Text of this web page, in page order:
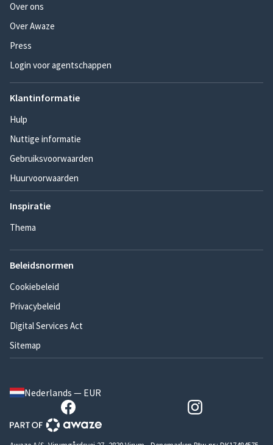
Over ons
Over Awaze
Press
Login voor agentschappen
Klantinformatie
Hulp
Nuttige informatie
Gebruiksvoorwaarden
Huurvoorwaarden
Inspiratie
Thema
Beleidsnormen
Cookiebeleid
Privacybeleid
Digital Services Act
Sitemap
Nederlands — EUR